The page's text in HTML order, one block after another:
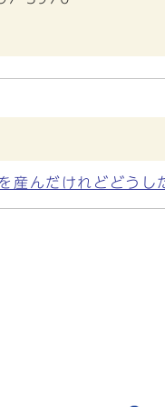
産んだけれどどうし